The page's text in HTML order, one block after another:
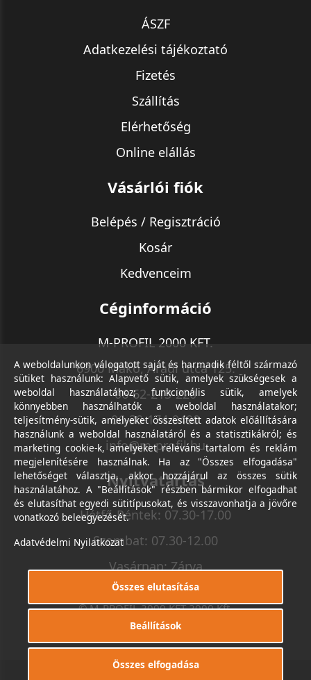
0
ÁSZF
Adatkezelési tájékoztató
Fizetés
Szállítás
Elérhetőség
Online elállás
Vásárlói fiók
Belépés / Regisztráció
Kosár
Kedvenceim
Céginformáció
M-PROFIL 2000 KFT.
6900 Makó, Aradi utca 125.
06-62-213-220
06-30-174-9490
info@m-profil.hu
Nyitvatartás
Hétfő-Péntek: 07.30-17.00
Szombat: 07.30-12.00
Vasárnap: Zárva
© M-PROFIL 2000 KFT 2000 Kft.
Minden jog fenntartva.
KészítetteI.T.C. Kft.
A weboldalunkon válogatott saját és harmadik féltől származó
sütiket használunk: Alapvető sütik, amelyek szükségesek a
weboldal használatához; funkcionális sütik, amelyek
könnyebben használhatók a weboldal használatakor;
teljesítmény-sütik, amelyeket összesített adatok előállítására
használunk a weboldal használatáról és a statisztikákról; és
marketing cookie-k, amelyeket releváns tartalom és reklám
megjelenítésére használnak. Ha az "Összes elfogadása"
lehetőséget választja, akkor hozzájárul az összes sütik
használatához. A "Beállítások" részben bármikor elfogadhat
és elutasíthat egyedi sütitípusokat, és visszavonhatja a jövőre
vonatkozó beleegyezését.
Adatvédelmi Nyilatkozat
Összes elutasítása
Beállítások
Összes elfogadása